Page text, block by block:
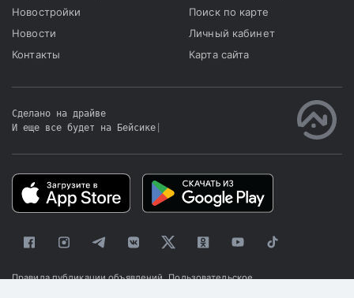
Новостройки
Новости
Контакты
Поиск по карте
Личный кабинет
Карта сайта
Сделано на драйве
И еще все будет на Бейсике
Правила публикации объявлений Пользовательское